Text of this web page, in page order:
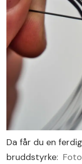
Da får du en
bruddstyrke: